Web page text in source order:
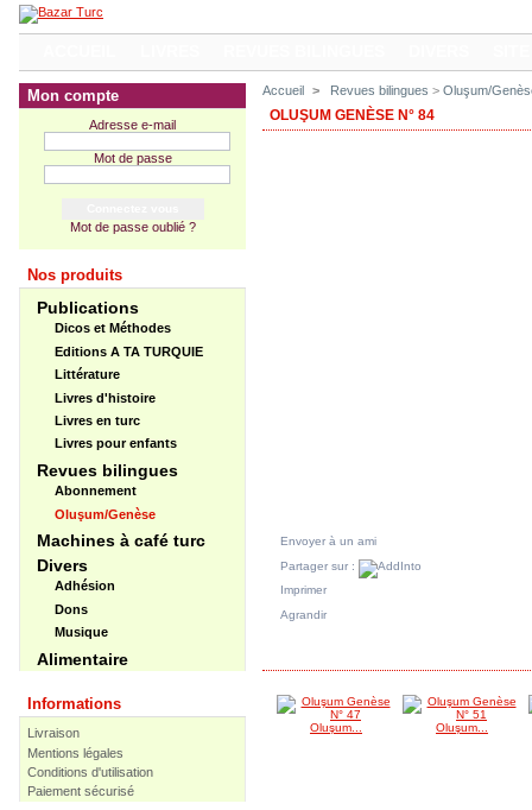
Mon compte
Adresse e-mail
Mot de passe
Mot de passe oublié ?
Nos produits
Publications
Dicos et Méthodes
Editions A TA TURQUIE
Littérature
Livres d'histoire
Livres en turc
Livres pour enfants
Revues bilingues
Abonnement
Oluşum/Genèse
Machines à café turc
Divers
Adhésion
Dons
Musique
Alimentaire
Informations
Livraison
Mentions légales
Conditions d'utilisation
Paiement sécurisé
Accueil > Revues bilingues >Oluşum/
OLUŞUM GENÈSE N° 84
Envoyer à un ami
Partager sur :
Imprimer
Agrandir
Oluşum... Oluşum...